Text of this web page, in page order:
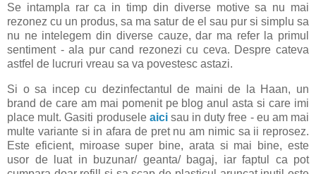
Se intampla rar ca in timp din diverse motive sa nu mai
rezonez cu un produs, sa ma satur de el sau pur si simplu sa
nu ne intelegem din diverse cauze, dar ma refer la primul
sentiment - ala pur cand rezonezi cu ceva. Despre cateva
astfel de lucruri vreau sa va povestesc astazi.
Si o sa incep cu dezinfectantul de maini de la Haan, un
brand de care am mai pomenit pe blog anul asta si care imi
place mult. Gasiti produsele aicisau in duty free - eu am mai
multe variante si in afara de pret nu am nimic sa ii reprosez.
Este eficient, miroase super bine, arata si mai bine, este
usor de luat in buzunar/ geanta/ bagaj, iar faptul ca pot